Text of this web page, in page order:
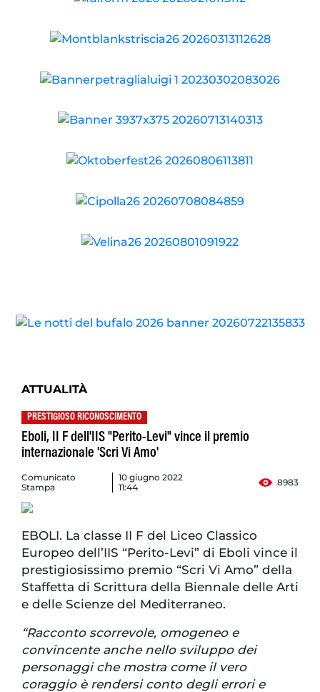
ATTUALITÀ
PRESTIGIOSO RICONOSCIMENTO
Eboli, II F dell'IIS "Perito-Levi" vince il premio
internazionale 'Scri Vi Amo'
Comunicato
Stampa
10 giugno 2022
11:44
8983
EBOLI. La classe II F del Liceo Classico
Europeo dell’IIS “Perito-Levi” di Eboli vince il
prestigiosissimo premio “Scri Vi Amo” della
Staffetta di Scrittura della Biennale delle Arti
e delle Scienze del Mediterraneo.
“Racconto scorrevole, omogeneo e
convincente anche nello sviluppo dei
personaggi che mostra come il vero
coraggio è rendersi conto degli errori e